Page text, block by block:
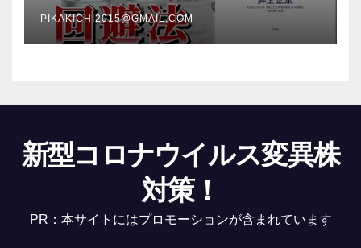
PIKAKICHI2015@GMAIL.COM
新型コロナウイルス変異株
対策！
PR：本サイトにはプロモーションが含まれています